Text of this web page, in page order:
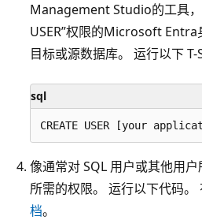
Management Studio的工具，
USER”权限的Microsoft
目标或源数据库。 运行以下 T-
sql
像通常对 SQL 用户或其他用
所需的权限。 运行以下代码
档。